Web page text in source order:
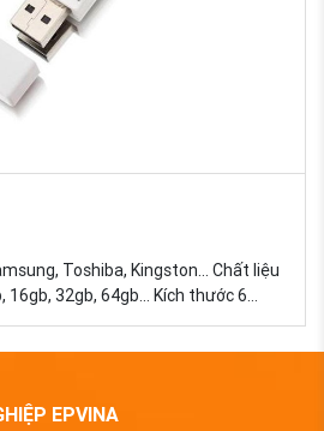
Toshiba, Kingston... Chất liệu
16gb, 32gb, 64gb... Kích thước 6
Đa dạng, được tự chọn màu sắc
EPVINA